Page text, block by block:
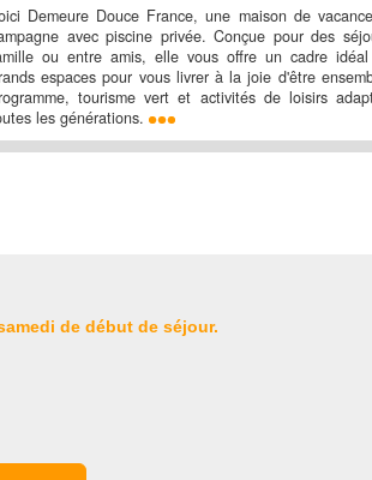
Demeure Douce France, une maison de
avec piscine privée. Conçue pour des
ou entre amis, elle vous offre un cadre
espaces pour vous livrer à la joie d'être
tourisme vert et activités de loisirs
les générations.
de début de séjour.